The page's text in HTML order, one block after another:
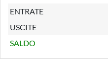
ENTRATE
USCITE
SALDO